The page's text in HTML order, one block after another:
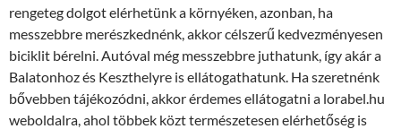
rengeteg dolgot elérhetünk a környéken, azonban, ha
messzebbre merészkednénk, akkor célszerű kedvezményesen
biciklit bérelni. Autóval még messzebbre juthatunk, így akár a
Balatonhoz és Keszthelyre is ellátogathatunk. Ha szeretnénk
bővebben tájékozódni, akkor érdemes ellátogatni a lorabel.hu
weboldalra, ahol többek közt természetesen elérhetőség is